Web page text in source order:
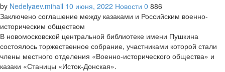
by Nedelyaev.mihail 10 июня, 2022 Новости 0 886
Заключено соглашение между казаками и Российским военно-
историческим обществом
В новомосковской центральной библиотеке имени Пушкина
состоялось торжественное собрание, участниками которой стали
члены местного отделения «Военно-исторического общества» и
казаки «Станицы «Исток-Донская».